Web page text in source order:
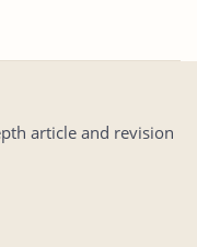
article and revision